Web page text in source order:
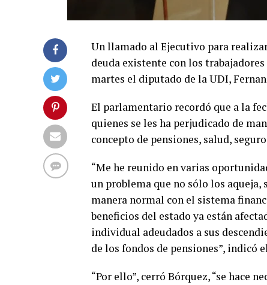
Un llamado al Ejecutivo para
deuda existente con los
martes el diputado de la UDI,
El parlamentario recordó que a la
quienes se les ha perjudicado de
concepto de pensiones, salud,
“Me he reunido en varias
un problema que no sólo los
manera normal con el sistema
beneficios del estado ya están
individual adeudados a sus
de los fondos de pensiones”, indicó
“Por ello”, cerró Bórquez, “se hace